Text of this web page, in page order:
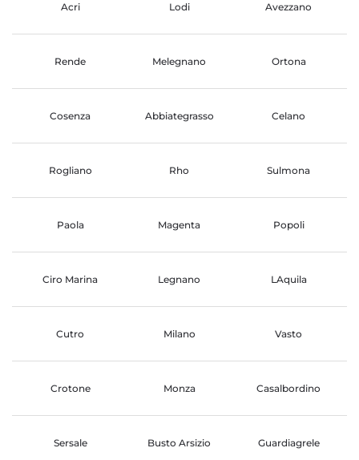
Acri Lodi Avezzano
Rende Melegnano Ortona
Cosenza Abbiategrasso Celano
Rogliano Rho Sulmona
Paola Magenta Popoli
Ciro Marina Legnano LAquila
Cutro Milano Vasto
Crotone Monza Casalbordino
Sersale Busto Arsizio Guardiagrele